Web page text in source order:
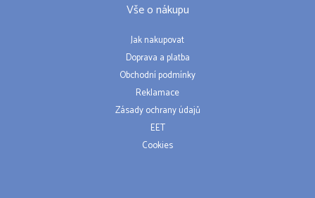
Vše o nákupu
Jak nakupovat
Doprava a platba
Obchodní podmínky
Reklamace
Zásady ochrany údajů
EET
Cookies